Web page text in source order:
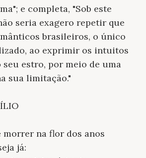
e completa, "Sob este
seria exagero repetir que
brasileiros, o único
ao exprimir os intuitos
seu estro, por meio de uma
sua limitação."
morrer na flor dos anos
já: